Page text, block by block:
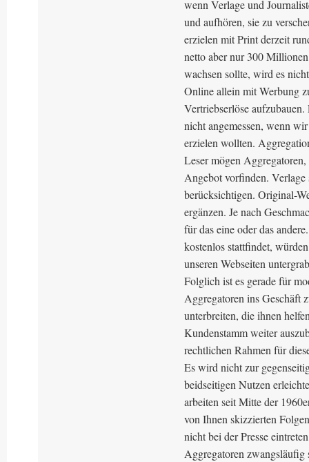
wenn Verlage und
und aufhören, sie zu
erzielen mit Print derzeit
netto aber nur 300
wachsen sollte, wird es
Online allein mit Werbung
Vertriebserlöse
nicht angemessen, wenn
erzielen wollten.
Leser mögen
Angebot vorfinden. Verlage
berücksichtigen. Original-
ergänzen. Je nach
für das eine oder das
kostenlos stattfindet,
unseren Webseiten
Folglich ist es gerade für
Aggregatoren ins Geschäft
unterbreiten, die ihnen
Kundenstamm weiter
rechtlichen Rahmen für
Es wird nicht zur
beidseitigen Nutzen
arbeiten seit Mitte der
von Ihnen skizzierten
nicht bei der Presse
Aggregatoren